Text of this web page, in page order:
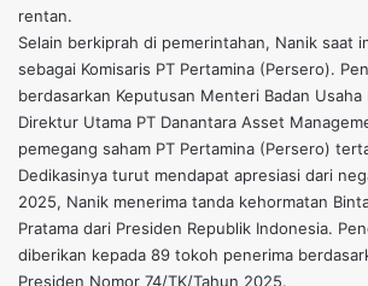
rentan.
Selain berkiprah di pemerintahan, Nanik saat
sebagai Komisaris PT Pertamina (Persero).
berdasarkan Keputusan Menteri Badan Usaha
Direktur Utama PT Danantara Asset
pemegang saham PT Pertamina (Persero)
Dedikasinya turut mendapat apresiasi dari
2025, Nanik menerima tanda kehormatan
Pratama dari Presiden Republik Indonesia.
diberikan kepada 89 tokoh penerima
Presiden Nomor 74/TK/Tahun 2025.